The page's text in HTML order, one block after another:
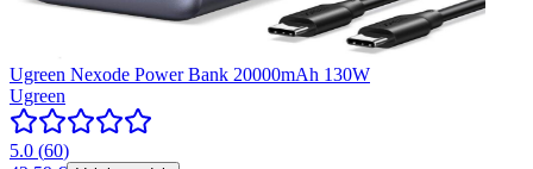
Ugreen Nexode Power Bank 20000mAh 130W
Ugreen
5.0 (60)